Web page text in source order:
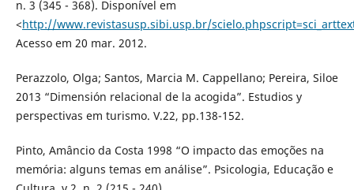
n. 3 (345 - 368). Disponível em
<http://www.revistasusp.sibi.usp.br/
Acesso em 20 mar. 2012.
Perazzolo, Olga; Santos, Marcia M. Cappellano; Pereira, Siloe
2013 “Dimensión relacional de la acogida”. Estudios y
perspectivas em turismo. V.22, pp.138-152.
Pinto, Amâncio da Costa 1998 “O impacto das emoções na
memória: alguns temas em análise”. Psicologia, Educação e